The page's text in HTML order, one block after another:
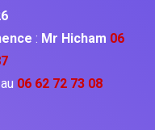
: Mr Hicham 06
06 62 72 73 08